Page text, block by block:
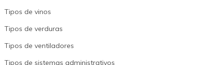
Tipos de vinos
Tipos de verduras
Tipos de ventiladores
Tipos de sistemas administrativos